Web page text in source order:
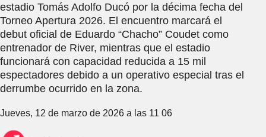
estadio Tomás Adolfo Ducó por la décima fecha del
Torneo Apertura 2026. El encuentro marcará el
debut oficial de Eduardo “Chacho” Coudet como
entrenador de River, mientras que el estadio
funcionará con capacidad reducida a 15 mil
espectadores debido a un operativo especial tras el
derrumbe ocurrido en la zona.
Jueves, 12 de marzo de 2026 a las 11 06